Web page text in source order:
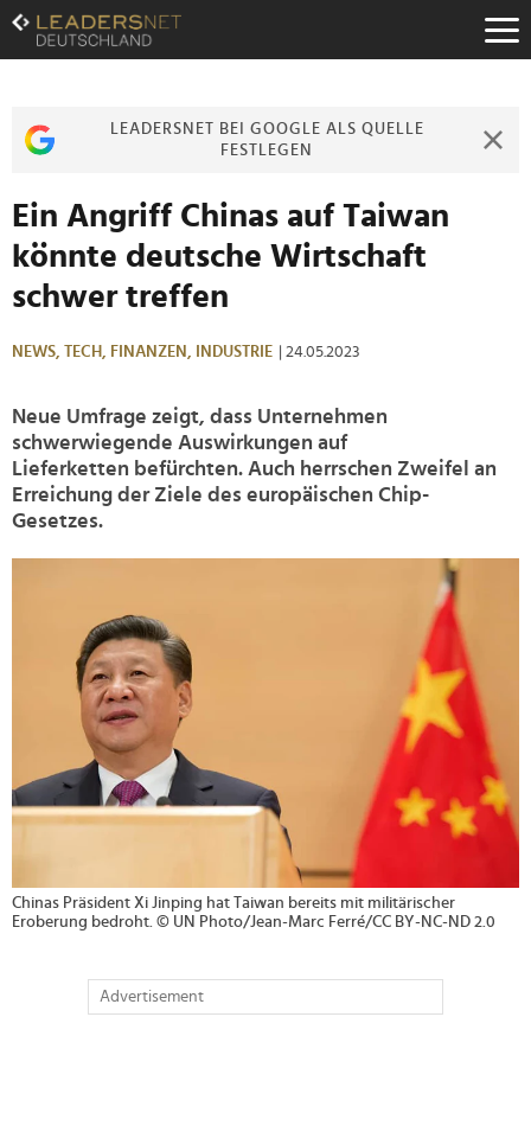
Zum
Inhalt
Zur
Zur
LEADERSNET BEI GOOGLE ALS QUELLE
FESTLEGEN
Ein Angriff Chinas auf Taiwan
könnte deutsche Wirtschaft
schwer treffen
NEWS, TECH, FINANZEN, INDUSTRIE | 24.05.2023
Neue Umfrage zeigt, dass Unternehmen
schwerwiegende Auswirkungen auf
Lieferketten befürchten. Auch herrschen Zweifel an
Erreichung der Ziele des europäischen Chip-
Gesetzes.
Chinas Präsident Xi Jinping hat Taiwan bereits mit militärischer
Eroberung bedroht. © UN Photo/Jean-Marc Ferré/CC BY-NC-ND 2.0
Advertisement